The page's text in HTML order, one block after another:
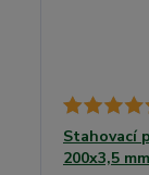
Stahovací
200x3,5